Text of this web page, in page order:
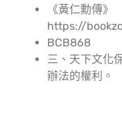
《黃仁勳傳》
https://
BCB868
三、天下文化
辦法的權利。